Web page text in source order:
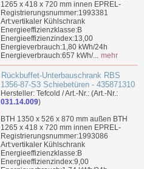
1265 x 418 x 720 mm innen EPREL-
Registrierungsnummer:1993381
Art:vertikaler Kühlschrank
Energieeffizienzklasse:B
Energieeffizienzindex:13,00
Energieverbrauch:1,80 kWh/24h
Energieverbrauch:657 kWh/... mehr
Rückbuffet-Unterbauschrank RBS
1356-87-S3 Schiebetüren - 435871310
Hersteller: Tefcold / Art.-Nr.: (Art.-Nr.:
031.14.009)
BTH 1350 x 526 x 870 mm außen BTH
1265 x 418 x 720 mm innen EPREL-
Registrierungsnummer:1993086
Art:vertikaler Kühlschrank
Energieeffizienzklasse:B
Energieeffizienzindex:9,00